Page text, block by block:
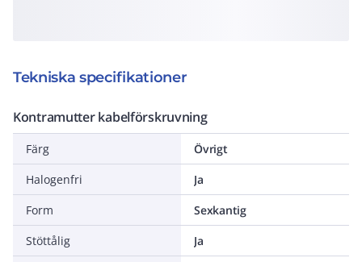
Tekniska specifikationer
Kontramutter kabelförskruvning
Färg
Övrigt
Halogenfri
Ja
Form
Sexkantig
Stöttålig
Ja